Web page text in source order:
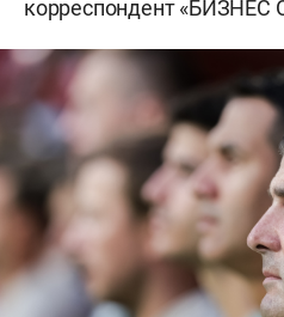
корреспондент «БИЗНЕС